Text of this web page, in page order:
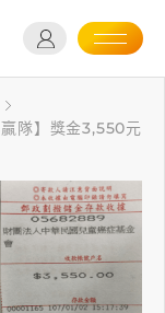
隊】獎金3,550元